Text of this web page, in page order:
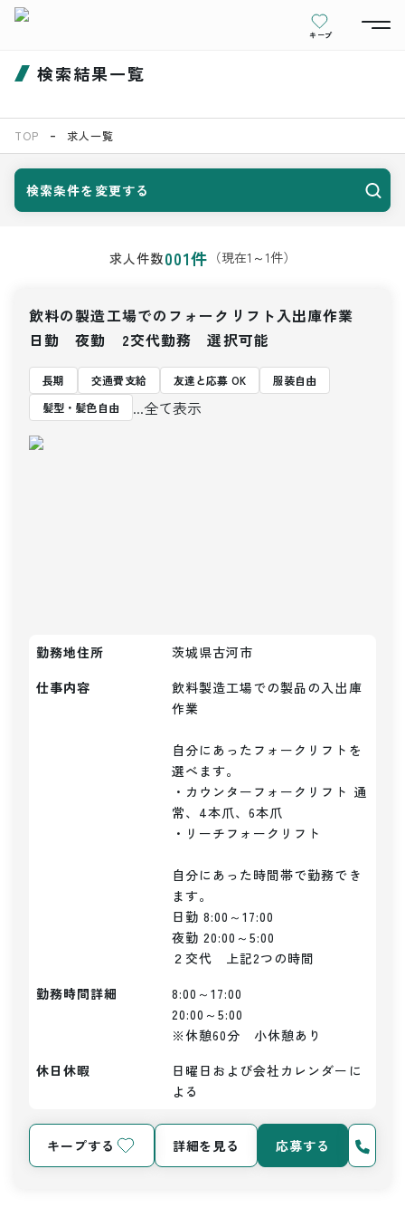
キープ
検索結果一覧
TOP 求人一覧
検索条件を変更する
求人件数001件 （現在1 ～1件）
飲料の製造工場でのフォークリフト入出庫作業
日勤 夜勤 2交代勤務 選択可能
長期 交通費支給 友達と応募 OK
服装自由
髪型・髪色自由
...全て表示
勤務地住所
茨城県古河市
仕事内容
飲料製造工場での製品の入出庫
作業
自分にあったフォークリフトを
選べます。
・カウンターフォークリフト 通
常、4本爪、6本爪
・リーチフォークリフト
自分にあった時間帯で勤務でき
ます。
日勤 8:00～17:00
夜勤 20:00～5:00
２交代　上記2つの時間
勤務時間詳細
8:00～17:00
20:00～5:00
※休憩60分　小休憩あり
休日休暇
日曜日および会社カレンダーに
よる
キープする 詳細を見る 応募する